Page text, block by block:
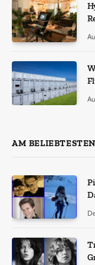
AM BELIEBTESTEN